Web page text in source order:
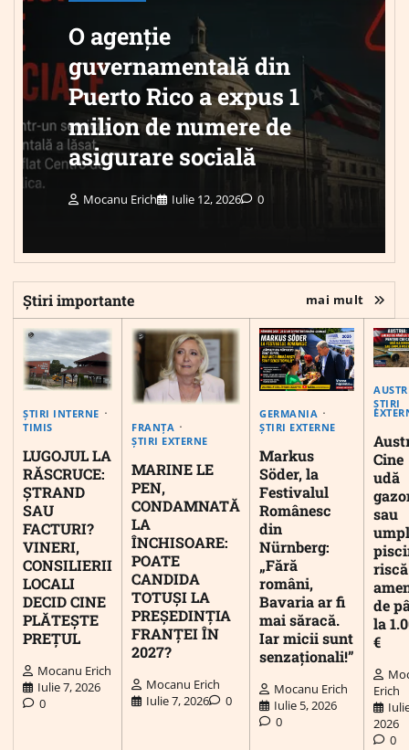
O agenție
guvernamentală din
Puerto Rico a expus 1
milion de numere de
asigurare socială
Mocanu Erich Iulie 12, 2026 0
Știri importante mai mult
ȘTIRI INTERNE
TIMIS
LUGOJUL LA
RĂSCRUCE:
ȘTRAND
SAU
FACTURI?
VINERI,
CONSILIERII
LOCALI
DECID CINE
PLĂTEȘTE
PREȚUL
Mocanu Erich
Iulie 7, 2026
0
FRANȚA
ȘTIRI EXTERNE
MARINE LE
PEN,
CONDAMNATĂ
LA
ÎNCHISOARE:
POATE
CANDIDA
TOTUȘI LA
PREȘEDINȚIA
FRANȚEI ÎN
2027?
Mocanu Erich
Iulie 7, 2026
0
GERMANIA
ȘTIRI EXTERNE
Markus
Söder, la
Festivalul
Românesc
din
Nürnberg:
„Fără
români,
Bavaria ar fi
mai săracă.
Iar micii sunt
senzaționali!”
Mocanu Erich
Iulie 5, 2026
0
ȘTIRI
Cine
udă
sau
riscă
de
la
€
Erich
2026
0